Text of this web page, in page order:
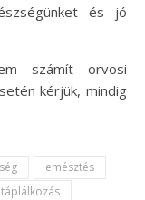
és jó
számít orvosi
kérjük, mindig
emésztés
táplálkozás